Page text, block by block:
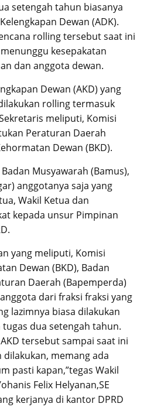
setengah tahun biasanya
Dewan (ADK).
rolling tersebut saat ini
kesepakatan
dan anggota dewan.
Dewan (AKD) yang
rolling termasuk
meliputi, Komisi
Peraturan Daerah
Dewan (BKD).
Musyawarah (Bamus),
anggotanya saja yang
Wakil Ketua dan
kepada unsur Pimpinan
yang meliputi, Komisi
Dewan (BKD), Badan
Daerah (Bapemperda)
dari fraksi fraksi yang
lazimnya biasa dilakukan
dua setengah tahun.
tersebut sampai saat ini
memang ada
pasti kapan,”tegas Wakil
Felix Helyanan,SE
kerjanya di kantor DPRD